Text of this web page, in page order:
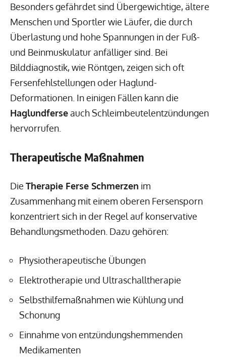
Besonders gefährdet sind Übergewichtige, ältere
Menschen und Sportler wie Läufer, die durch
Überlastung und hohe Spannungen in der Fuß-
und Beinmuskulatur anfälliger sind. Bei
Bilddiagnostik, wie Röntgen, zeigen sich oft
Fersenfehlstellungen oder Haglund-
Deformationen. In einigen Fällen kann die
Haglundferseauch Schleimbeutelentzündungen
hervorrufen.
Therapeutische Maßnahmen
Die Therapie Ferse Schmerzen im
Zusammenhang mit einem oberen Fersensporn
konzentriert sich in der Regel auf konservative
Behandlungsmethoden. Dazu gehören:
Physiotherapeutische Übungen
Elektrotherapie und Ultraschalltherapie
Selbsthilfemaßnahmen wie Kühlung und
Schonung
Einnahme von entzündungshemmenden
Medikamenten